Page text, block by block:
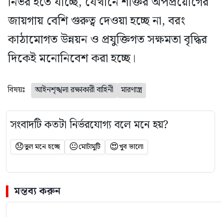
জায়গায় বেশি গুরুত্ব দেওয়া হচ্ছে না, বরং
কাঠামোগত উন্নয়ন ও প্রযুক্তিগত সক্ষমতা বৃদ্ধির
দিকেই মনোনিবেশ করা হচ্ছে।
বিষয়ঃ আইনশৃঙ্খলা রক্ষাকারী বাহিনী মারণাস্ত্র
সংবাদটি কতটা নির্ভরযোগ্য বলে মনে হয়?
😞ভুল মনে হচ্ছে 😐মোটামুটি 😍খুব ভালো
মন্তব্য করুন